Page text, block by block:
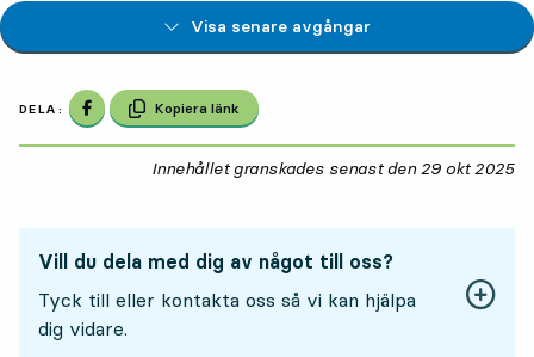
Visa senare avgångar
DELA: Dela på Facebook
Kopiera länk
Innehållet granskades senast den 29 okt 2025
Vill du dela med dig av något till oss?
Tyck till eller kontakta oss så vi kan hjälpa
dig vidare.